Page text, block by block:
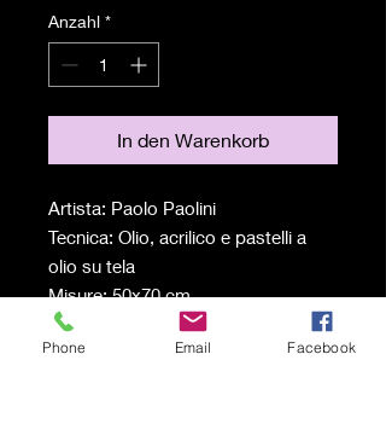
Anzahl *
In den Warenkorb
Artista: Paolo Paolini
Tecnica: Olio, acrilico e pastelli a
olio su tela
Misure: 50x70 cm
Anno: 2024
Phone Email Facebook